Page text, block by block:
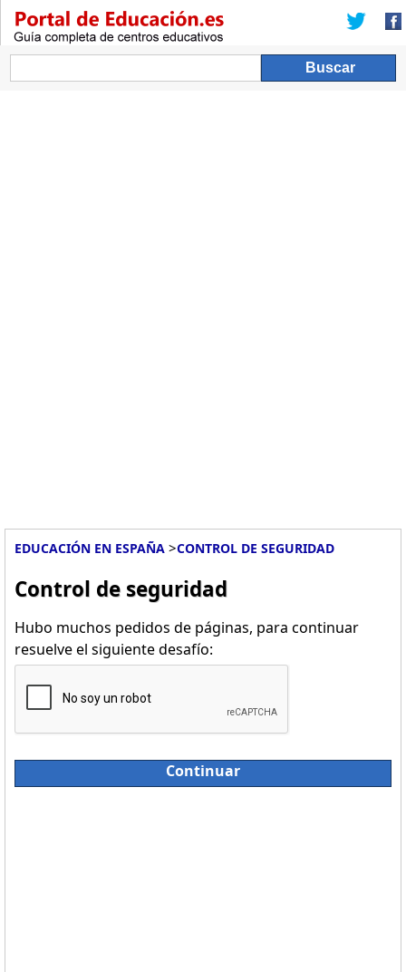
EDUCACIÓN EN ESPAÑA >CONTROL DE SEGURIDAD
Control de seguridad
Hubo muchos pedidos de páginas, para continuar
resuelve el siguiente desafío:
Continuar